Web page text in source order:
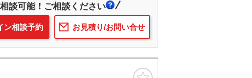
談可能！ご相談ください
お見積り/お問い合せ
ン相談予約